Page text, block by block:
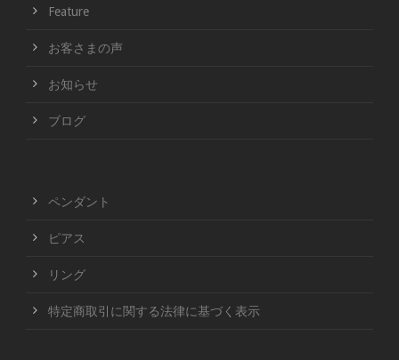
Feature
お客さまの声
お知らせ
ブログ
ペンダント
ピアス
リング
特定商取引に関する法律に基づく表示